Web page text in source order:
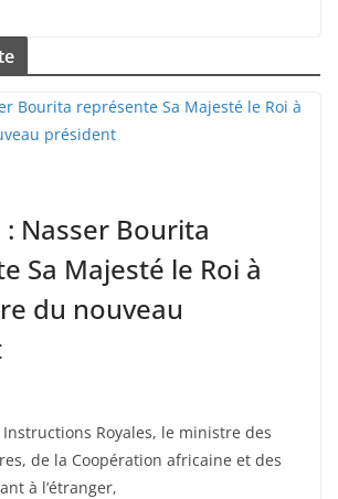
Nasser Bourita
Sa Majesté le Roi à
du nouveau
Royales, le ministre des
de la Coopération africaine et des
à l’étranger,